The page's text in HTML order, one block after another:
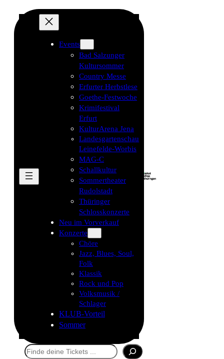
Events
Bad Salzunger
Kultursommer
Country Messe
Erfurter Herbstlese
Goethe-Festwoche
Krimifestival
Erfurt
KulturArena Jena
Landesgartenschau
Leinefelde-Worbis
MAG-C
Schallkultur
Sommertheater
Rudolstadt
Thüringer
Schlosskonzerte
Neu im Vorverkauf
Konzerte
Chöre
Jazz, Blues, Soul,
Folk
Klassik
Rock und Pop
Volksmusik /
Schlager
KLUB-Vorteil
Sommer
Suchen